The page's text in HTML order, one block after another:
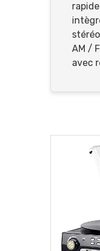
AM /
avec